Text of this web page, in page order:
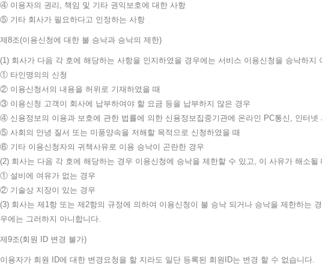
④ 이용자의 권리, 책임 및 기타 권익보호에 대한 사항
⑤ 기타 회사가 필요하다고 인정하는 사항
제8조(이용신청에 대한 불 승낙과 승낙의 제한)
(1) 회사가 다음 각 호에 해당하는 사항을 인지하였을 경우에는 서비스 이용신청을 승낙하지
① 타인명의의 신청
② 이용신청서의 내용을 허위로 기재하였을 때
③ 이용신청 고객이 회사에 납부하여야 할 요금 등을 납부하지 않은 경우
④ 신용정보의 이용과 보호에 관한 법률에 의한 신용정보집중기관에 온라인 PC통신, 인터
⑤ 사회의 안녕 질서 또는 미풍양속을 저해할 목적으로 신청하였을 때
⑥ 기타 이용신청자의 귀책사유로 이용 승낙이 곤란한 경우
(2) 회사는 다음 각 호에 해당하는 경우 이용신청에 승낙을 제한할 수 있고, 이 사유가 해소
① 설비에 여유가 없는 경우
② 기술상 지장이 있는 경우
(3) 회사는 제1항 또는 제2항의 규정에 의하여 이용신청이 불 승낙 되거나 승낙을 제한하는
우에는 그러하지 아니합니다.
제9조(회원 ID 변경 불가)
이용자가 회원 ID에 대한 변경요청을 할 지라도 일단 등록된 회원ID는 변경 할 수 없습니다.